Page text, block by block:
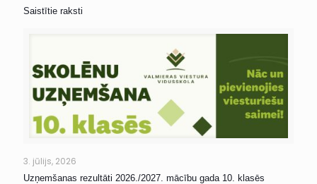
Saistītie raksti
3. jūlijs, 2026
Uzņemšanas rezultāti 2026./2027. mācību gada 10. klasēs